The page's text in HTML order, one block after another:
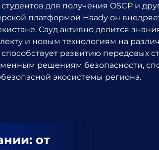
для получения OSCP и
платформой Haady он
Сауд активно делится
и новым технологиям на
развитию передовых
решениям безопасности,
экосистемы региона.
от